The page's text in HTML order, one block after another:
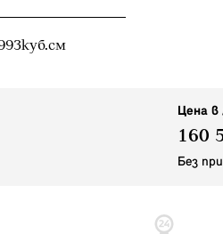
Цена в
160
Без